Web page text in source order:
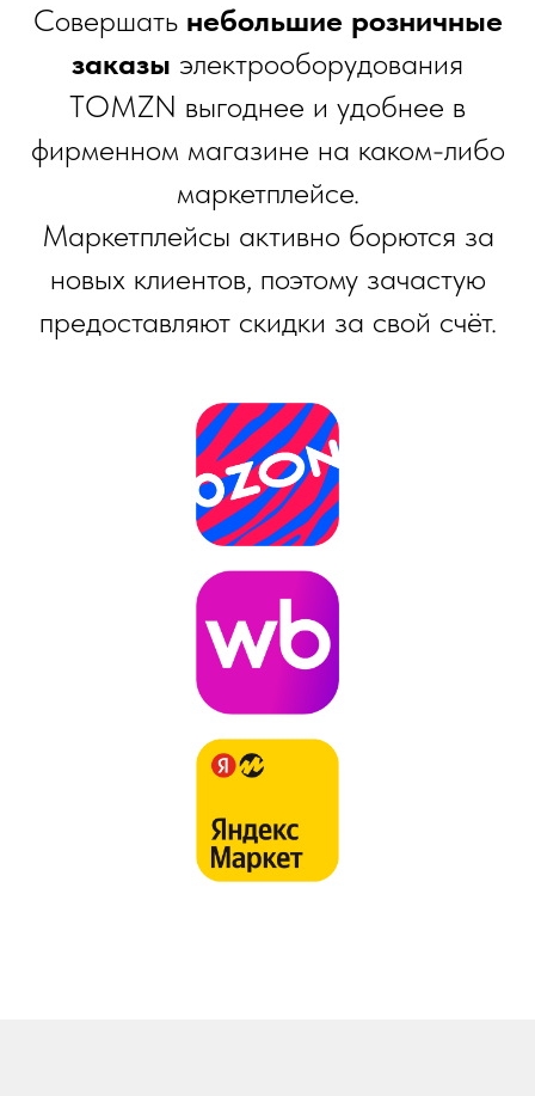
Совершать небольшие розничные
заказы электрооборудования
TOMZN выгоднее и удобнее в
фирменном магазине на каком-либо
маркетплейсе.
Маркетплейсы активно борются за
новых клиентов, поэтому зачастую
предоставляют скидки за свой счёт.